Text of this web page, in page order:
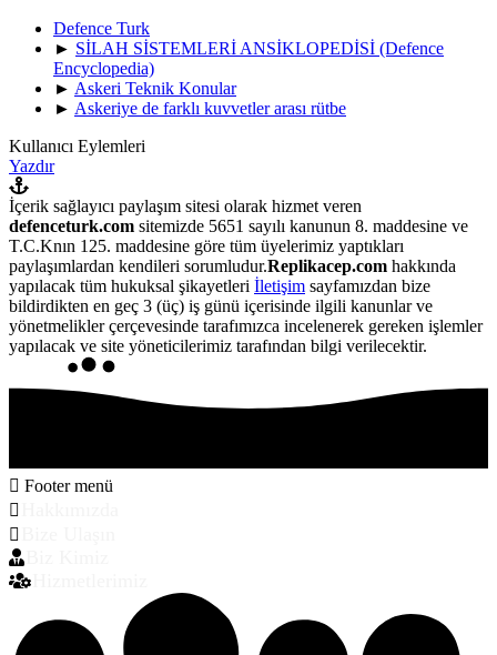
Defence Turk
► SİLAH SİSTEMLERİ ANSİKLOPEDİSİ (Defence
Encyclopedia)
► Askeri Teknik Konular
► Askeriye de farklı kuvvetler arası rütbe
Kullanıcı Eylemleri
Yazdır
İçerik sağlayıcı paylaşım sitesi olarak hizmet veren
defenceturk.com sitemizde 5651 sayılı kanunun 8. maddesine ve
T.C.Knın 125. maddesine göre tüm üyelerimiz yaptıkları
paylaşımlardan kendileri sorumludur.Replikacep.com hakkında
yapılacak tüm hukuksal şikayetleri İletişim sayfamızdan bize
bildirdikten en geç 3 (üç) iş günü içerisinde ilgili kanunlar ve
yönetmelikler çerçevesinde tarafımızca incelenerek gereken işlemler
yapılacak ve site yöneticilerimiz tarafından bilgi verilecektir.
Footer menü